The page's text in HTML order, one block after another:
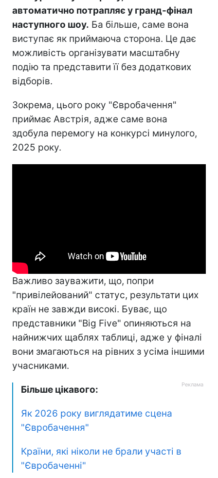
автоматично потрапляє у гранд-фінал
наступного шоу. Ба більше, саме вона
виступає як приймаюча сторона. Це дає
можливість організувати масштабну
подію та представити її без додаткових
відборів.
Зокрема, цього року "Євробачення"
приймає Австрія, адже саме вона
здобула перемогу на конкурсі минулого,
2025 року.
Важливо зауважити, що, попри
"привілейований" статус, результати цих
країн не завжди високі. Буває, що
представники "Big Five" опиняються на
найнижчих щаблях таблиці, адже у фіналі
вони змагаються на рівних з усіма іншими
учасниками.
Більше цікавого:
Як 2026 року виглядатиме сцена
"Євробачення"
Країни, які ніколи не брали участі в
"Євробаченні"